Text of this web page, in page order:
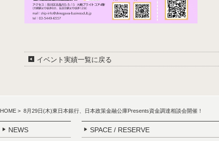
イベント実績一覧に戻る
HOME > 8月29日(木)東日本銀行、日本政策金融公庫Presents資金調達相談会開催！
NEWS SPACE / RESERVE